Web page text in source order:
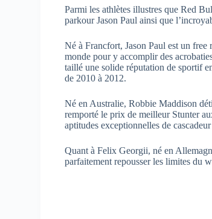
Parmi les athlètes illustres que Red
parkour Jason Paul ainsi que
Né à Francfort, Jason Paul est un
monde pour y accomplir des
taillé une solide réputation de sportif
de 2010 à 2012.
Né en Australie, Robbie Maddison
remporté le prix de meilleur Stunter
aptitudes exceptionnelles de
Quant à Felix Georgii, né en
parfaitement repousser les limites du